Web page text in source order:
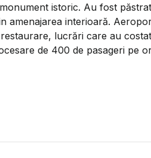
istoric. Au fost
amenajarea interioară.
lucrări care au
de 400 de pasageri pe